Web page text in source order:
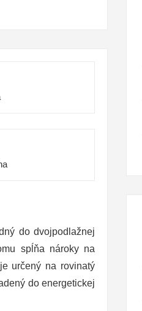
do dvojpodlažnej
spĺňa nároky na
určený na rovinatý
do energetickej